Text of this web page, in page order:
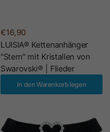
€16,90
LUISIA® Kettenanhänger
"Stern" mit Kristallen von
Swarovski® | Flieder
In den Warenkorb legen